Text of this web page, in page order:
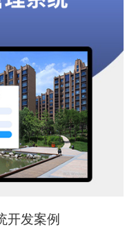
开发案例